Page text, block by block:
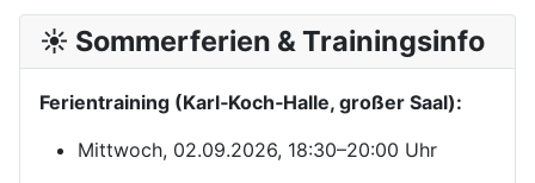
☀️ Sommerferien & Trainingsinfo
Ferientraining (Karl‑Koch‑Halle, großer Saal):
Mittwoch, 02.09.2026, 18:30–20:00 Uhr